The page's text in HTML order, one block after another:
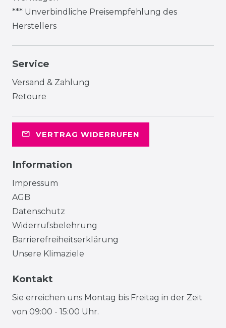
*** Unverbindliche Preisempfehlung des
Herstellers
Service
Versand & Zahlung
Retoure
VERTRAG WIDERRUFEN
Information
Impressum
AGB
Datenschutz
Widerrufsbelehrung
Barrierefreiheitserklärung
Unsere Klimaziele
Kontakt
Sie erreichen uns Montag bis Freitag in der Zeit
von 09:00 - 15:00 Uhr.